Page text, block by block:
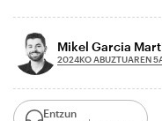
Mikel Garcia
2024KO ABUZTUAREN
Entzun